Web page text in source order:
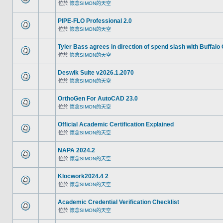
位於 懷念SIMON的天空
PIPE-FLO Professional 2.0
位於 懷念SIMON的天空
Tyler Bass agrees in direction of spend slash with Buffalo
位於 懷念SIMON的天空
Deswik Suite v2026.1.2070
位於 懷念SIMON的天空
OrthoGen For AutoCAD 23.0
位於 懷念SIMON的天空
Official Academic Certification Explained
位於 懷念SIMON的天空
NAPA 2024.2
位於 懷念SIMON的天空
Klocwork2024.4 2
位於 懷念SIMON的天空
Academic Credential Verification Checklist
位於 懷念SIMON的天空